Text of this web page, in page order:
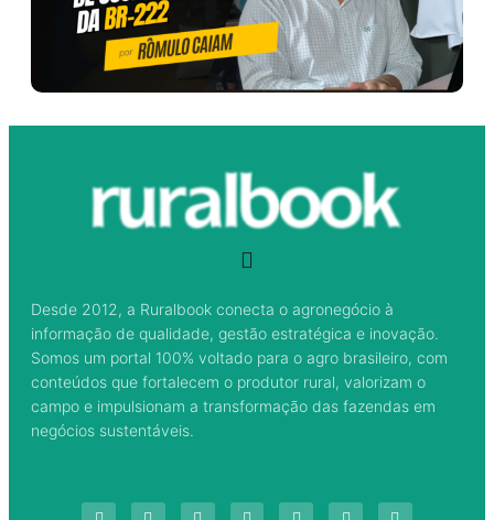
Desde 2012, a Ruralbook conecta o agronegócio à
informação de qualidade, gestão estratégica e inovação.
Somos um portal 100% voltado para o agro brasileiro, com
conteúdos que fortalecem o produtor rural, valorizam o
campo e impulsionam a transformação das fazendas em
negócios sustentáveis.